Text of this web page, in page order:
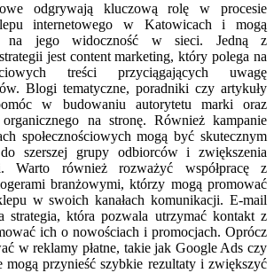
odgrywają kluczową rolę w procesie
internetowego w Katowicach i mogą
na jego widoczność w sieci. Jedną z
jest content marketing, który polega na
treści przyciągających uwagę
Blogi tematyczne, poradniki czy artykuły
w budowaniu autorytetu marki oraz
na stronę. Również kampanie
społecznościowych mogą być skutecznym
szerszej grupy odbiorców i zwiększenia
Warto również rozważyć współpracę z
branżowymi, którzy mogą promować
w swoich kanałach komunikacji. E-mail
strategia, która pozwala utrzymać kontakt z
ich o nowościach i promocjach. Oprócz
w reklamy płatne, takie jak Google Ads czy
mogą przynieść szybkie rezultaty i zwiększyć